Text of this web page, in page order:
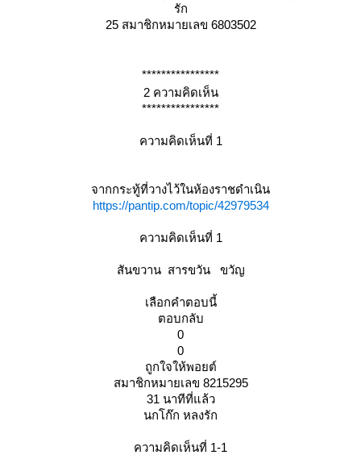
รัก
25 สมาชิกหมายเลข 6803502
****************
2 ความคิดเห็น
****************
ความคิดเห็นที่ 1
จากกระทู้ที่วางไว้ในห้องราชดำเนิน
https://pantip.com/topic/42979534
ความคิดเห็นที่ 1
สันขวาน สารขวัน ขวัญ
เลือกคำตอบนี้
ตอบกลับ
0
0
ถูกใจให้พอยต์
สมาชิกหมายเลข 8215295
31 นาทีที่แล้ว
นกโก๊ก หลงรัก
ความคิดเห็นที่ 1-1